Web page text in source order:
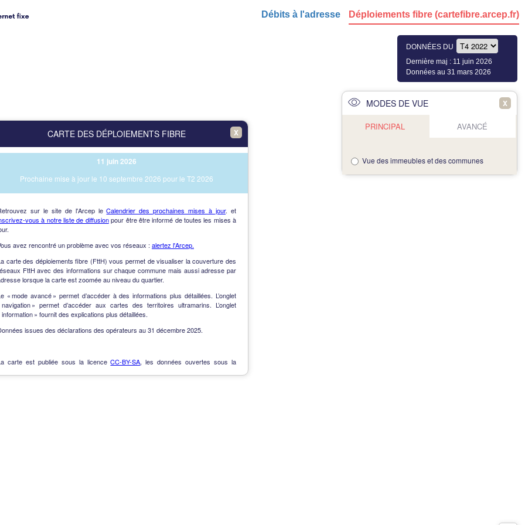
Débits à l'adresse Déploiements fibre (cartefibre.arcep.fr)
DONNÉES DU
Dernière maj : 11 juin 2026
Données au 31 mars 2026
MODES DE VUE X
PRINCIPAL AVANCÉ
Vue des immeubles et des communes
X
CARTE DES DÉPLOIEMENTS FIBRE
11 juin 2026
Prochaine mise à jour le 10 septembre 2026 pour le T2 2026
sur le site de l'Arcep leCalendrier des prochaines mises à jour. et
vous à notre liste de diffusionpour être être informé de toutes les mises à
avez rencontré un problème avec vos réseaux : alertez l'Arcep.
carte des déploiements fibre (FttH) vous permet de visualiser la couverture des
FttH avec des informations sur chaque commune mais aussi adresse par
lorsque la carte est zoomée au niveau du quartier.
« mode avancé » permet d’accéder à des informations plus détaillées. L’onglet
navigation » permet d’accéder aux cartes des territoires ultramarins. L’onglet
information » fournit des explications plus détaillées.
issues des déclarations des opérateurs au 31 décembre 2025.
carte est publiée sous la licenceCC-BY-SA, les données ouvertes sous la